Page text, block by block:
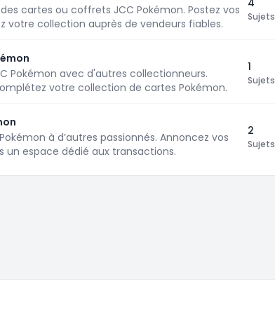
cartes ou coffrets JCC Pokémon. Postez vos
votre collection auprès de vendeurs fiables.
4
Sujets
Pokémon avec d'autres collectionneurs.
votre collection de cartes Pokémon.
1
Sujets
à d’autres passionnés. Annoncez vos
un espace dédié aux transactions.
2
Sujets